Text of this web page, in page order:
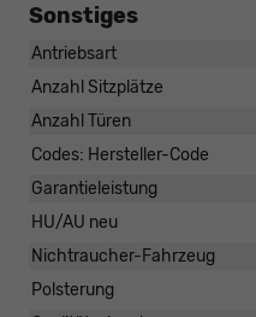
Sonstiges
Antriebsart
Anzahl Sitzplätze
Anzahl Türen
Codes: Hersteller-Code
Garantieleistung
HU/AU neu
Nichtraucher-Fahrzeug
Polsterung